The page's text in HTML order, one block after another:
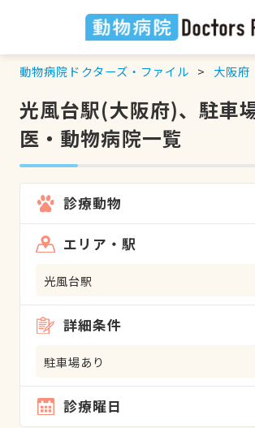
動物病院ドクターズ・ファイル 大阪府
光風台駅(大阪府)、駐車
医・動物病院一覧
診療動物
エリア・駅
光風台駅
詳細条件
駐車場あり
診療曜日